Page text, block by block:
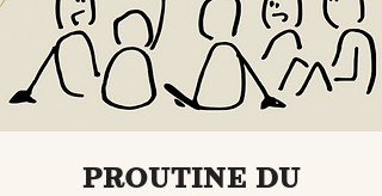
PROUTINE DU